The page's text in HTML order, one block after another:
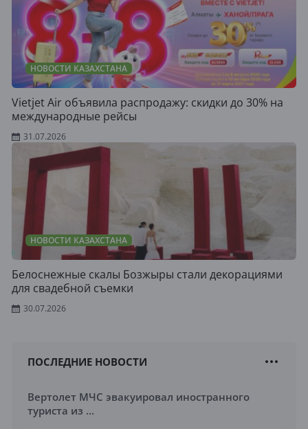
НОВОСТИ КАЗАХСТАНА
Vietjet Air объявила распродажу: скидки до 30% на
международные рейсы
31.07.2026
НОВОСТИ КАЗАХСТАНА
Белоснежные скалы Бозжыры стали декорациями
для свадебной съемки
30.07.2026
ПОСЛЕДНИЕ НОВОСТИ
Вертолет МЧС эвакуировал иностранного
туриста из ...